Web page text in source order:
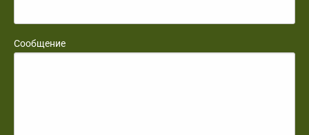
Сообщение